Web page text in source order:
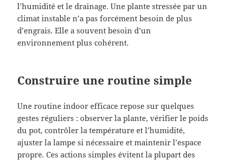
l’humidité et le drainage. Une plante stressée par un
climat instable n’a pas forcément besoin de plus
d’engrais. Elle a souvent besoin d’un
environnement plus cohérent.
Construire une routine simple
Une routine indoor efficace repose sur quelques
gestes réguliers : observer la plante, vérifier le poids
du pot, contrôler la température et l’humidité,
ajuster la lampe si nécessaire et maintenir l’espace
propre. Ces actions simples évitent la plupart des